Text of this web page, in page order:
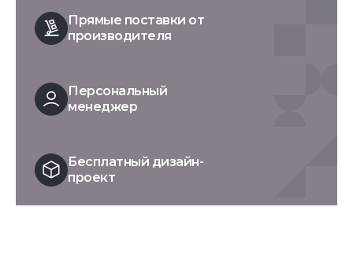
Прямые поставки от
производителя
Персональный
менеджер
Бесплатный дизайн-
проект